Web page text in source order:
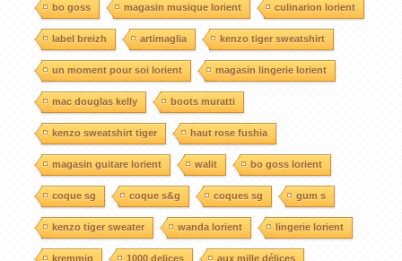
bo goss magasin musique lorient culinarion lorient
label breizh artimaglia kenzo tiger sweatshirt
un moment pour soi lorient magasin lingerie lorient
mac douglas kelly boots muratti
kenzo sweatshirt tiger haut rose fushia
magasin guitare lorient walit bo goss lorient
coque sg coque s&g coques sg gum s
kenzo tiger sweater wanda lorient lingerie lorient
kremmig 1000 delices aux mille délices